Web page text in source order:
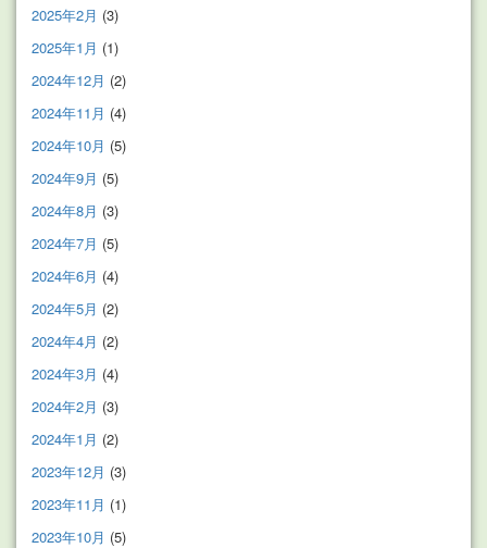
2025年2月 (3)
2025年1月 (1)
2024年12月 (2)
2024年11月 (4)
2024年10月 (5)
2024年9月 (5)
2024年8月 (3)
2024年7月 (5)
2024年6月 (4)
2024年5月 (2)
2024年4月 (2)
2024年3月 (4)
2024年2月 (3)
2024年1月 (2)
2023年12月 (3)
2023年11月 (1)
2023年10月 (5)